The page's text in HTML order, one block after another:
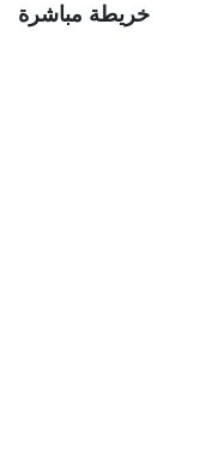
خريطة مباشرة